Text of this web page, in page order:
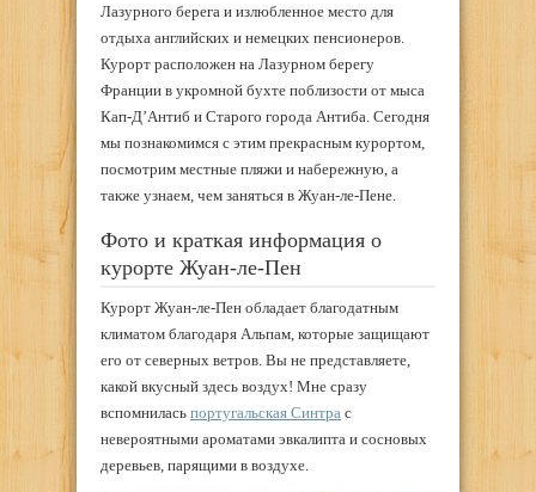
Лазурного берега и излюбленное место для
отдыха английских и немецких пенсионеров.
Курорт расположен на Лазурном берегу
Франции в укромной бухте поблизости от мыса
Кап-Д’Антиб и Старого города Антиба. Сегодня
мы познакомимся с этим прекрасным курортом,
посмотрим местные пляжи и набережную, а
также узнаем, чем заняться в Жуан-ле-Пене.
Фото и краткая информация о
курорте Жуан-ле-Пен
Курорт Жуан-ле-Пен обладает благодатным
климатом благодаря Альпам, которые защищают
его от северных ветров. Вы не представляете,
какой вкусный здесь воздух! Мне сразу
вспомнилась португальская Синтра с
невероятными ароматами эвкалипта и сосновых
деревьев, парящими в воздухе.